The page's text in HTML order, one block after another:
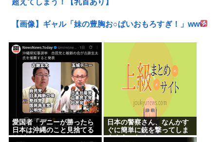
【画像】ギャル「妹の豊胸お○ぱいおもろすぎ！」www
愛国者「デニーが勝ったら
日本は沖縄のこと見捨てる
けどいいの？」
日本の警察さん、なんかす
ぐに簡単に銃を撃ってしま
うようになる…